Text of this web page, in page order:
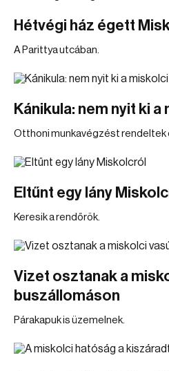
Hétvégi ház égett
A Parittya utcában.
Kánikula: nem nyit ki a
Otthoni munkavégzést rendeltek
Eltűnt egy lány
Keresik a rendőrök.
Vizet osztanak a
buszállomáson
Párakapuk is üzemelnek.